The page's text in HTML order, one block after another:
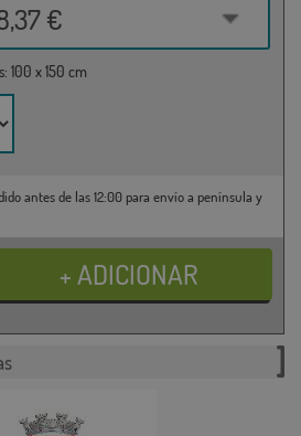
€
100 x 150 cm
antes de las 12:00 para envío a península y